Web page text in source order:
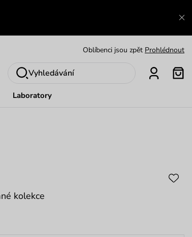
Laboratory
Nech se inspirovat Ukázat
Vyhledávání
kolekce